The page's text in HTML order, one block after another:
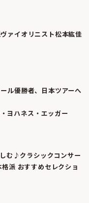
ァイオリニスト松本紘佳
ル優勝者、日本ツアーへ
ヨハネス・エッガー
む♪クラシックコンサー
派 おすすめセレクショ